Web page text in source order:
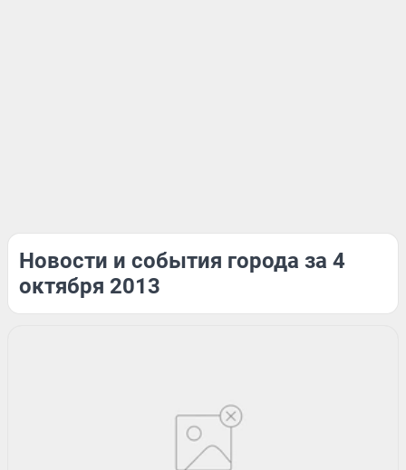
Новости и события города за 4
октября 2013